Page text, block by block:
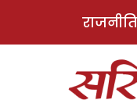
राजनीति